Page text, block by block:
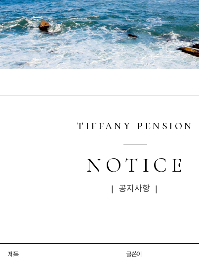
tiffany pension
NOTICE
| 공지사항 |
제목 글쓴이